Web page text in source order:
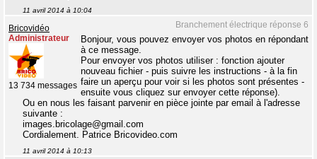
11 avril 2014 à 10:04
Branchement électrique réponse 6
Bricovidéo
Administrateur
13 734 messages
Bonjour, vous pouvez envoyer vos photos en répondant
à ce message.
Pour envoyer vos photos utiliser : fonction ajouter
nouveau fichier - puis suivre les instructions - à la fin
faire un aperçu pour voir si les photos sont présentes -
ensuite vous cliquez sur envoyer cette réponse).
Ou en nous les faisant parvenir en pièce jointe par email à l'adresse
suivante :
images.bricolage@gmail.com
Cordialement. Patrice Bricovideo.com
11 avril 2014 à 10:13